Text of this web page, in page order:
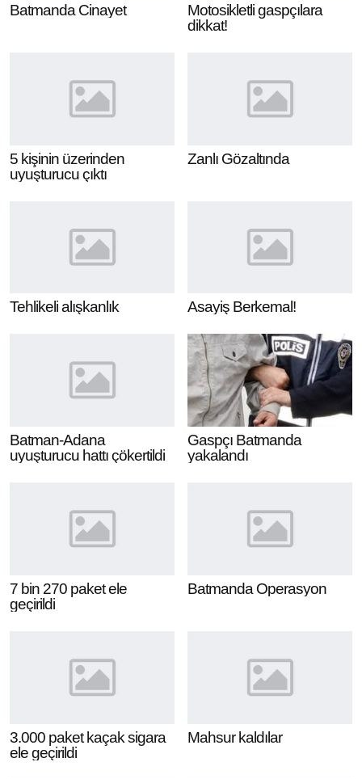
Batmanda Cinayet
Motosikletli gaspçılara
dikkat!
5 kişinin üzerinden
uyuşturucu çıktı
Zanlı Gözaltında
Tehlikeli alışkanlık Asayiş Berkemal!
Batman-Adana
uyuşturucu hattı çökertildi
Gaspçı Batmanda
yakalandı
7 bin 270 paket ele
geçirildi
Batmanda Operasyon
3.000 paket kaçak sigara
ele geçirildi
Mahsur kaldılar